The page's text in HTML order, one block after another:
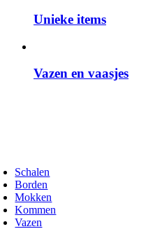
Unieke items
Vazen en vaasjes
Schalen
Borden
Mokken
Kommen
Vazen